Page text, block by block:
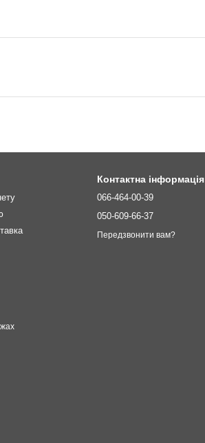
Контактна інформація
066-464-00-39
050-609-66-37
Передзвонити вам?